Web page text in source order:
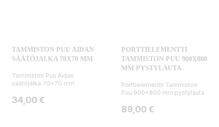
TAMMISTON PUU AIDAN
SÄÄTÖJALKA 70X70 MM
Tammiston Puu Aidan
säätöjalka 70x70 mm
Hinta
34,00 €
PORTTIELEMENTTI
TAMMISTON PUU 900X800
MM PYSTYLAUTA
Porttielementti Tammiston
Puu 900x800 mm pystylauta
Hinta
89,00 €